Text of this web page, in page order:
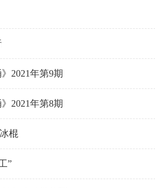
2021年第9期
2021年第8期
棍
”